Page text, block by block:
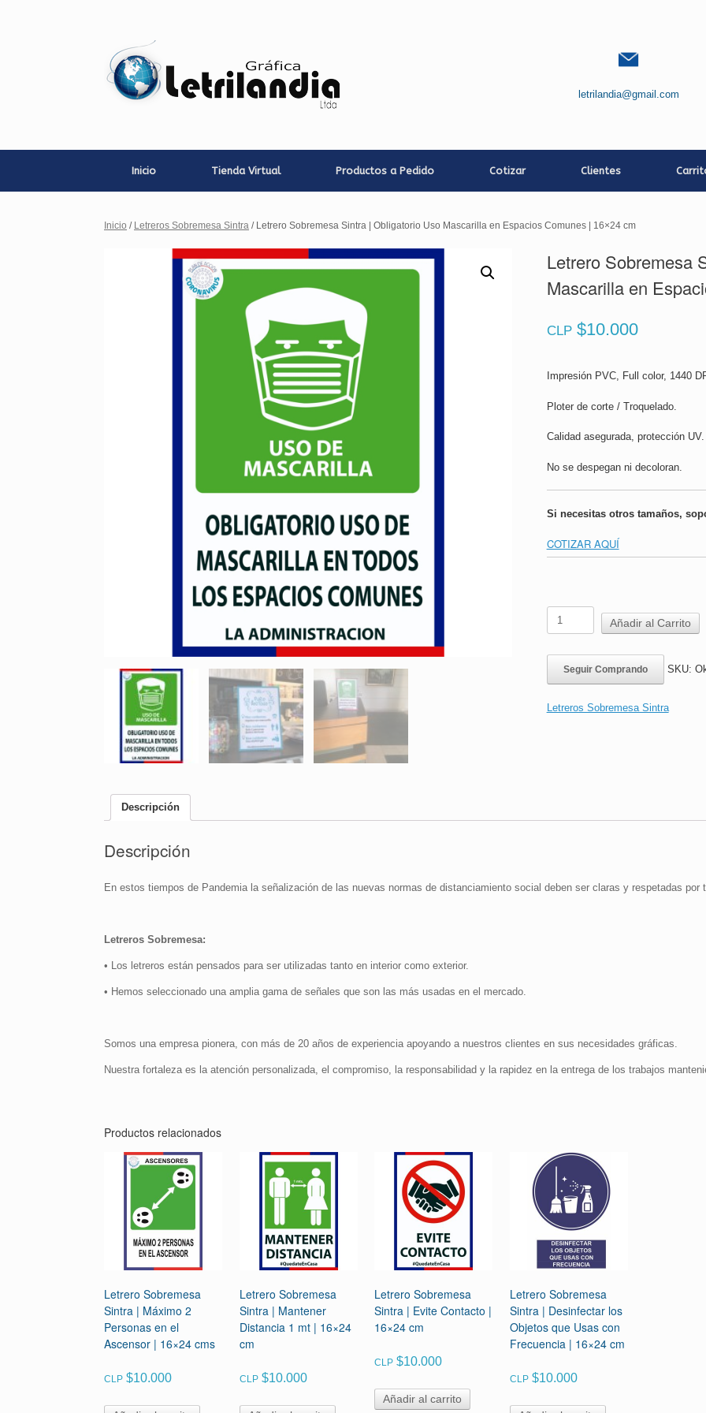
letrilandia@gmail.com
Inicio Tienda Virtual Productos a Pedido Cotizar Clientes
Inicio / Letreros Sobremesa Sintra / Letrero Sobremesa Sintra | Obligatorio Uso Mascarilla en Espacios Comunes | 16×24 cm
Letrero Sobremesa
Mascarilla en
CLP $10.000
Impresión PVC, Full color, 1440
Ploter de corte / Troquelado.
Calidad asegurada, protección UV.
No se despegan ni decoloran.
Si necesitas otros tamaños,
COTIZAR AQUÍ
Letrero
Sobremesa
|
Obligatorio
Uso
en
Añadir al Carrito
Seguir Comprando SKU:
Letreros Sobremesa Sintra
Descripción
Descripción
En estos tiempos de Pandemia la señalización de las nuevas normas de distanciamiento social deben ser claras y respetadas por
Letreros Sobremesa:
• Los letreros están pensados para ser utilizadas tanto en interior como exterior.
• Hemos seleccionado una amplia gama de señales que son las más usadas en el mercado.
Somos una empresa pionera, con más de 20 años de experiencia apoyando a nuestros clientes en sus necesidades gráficas.
Nuestra fortaleza es la atención personalizada, el compromiso, la responsabilidad y la rapidez en la entrega de los trabajos
Productos relacionados
Letrero Sobremesa
Sintra | Máximo 2
Personas en el
Ascensor | 16×24 cms
CLP $10.000
Letrero Sobremesa
Sintra | Mantener
Distancia 1 mt | 16×24
cm
CLP $10.000
Letrero Sobremesa
Sintra | Evite Contacto |
16×24 cm
CLP $10.000
Añadir al carrito
Letrero Sobremesa
Sintra | Desinfectar los
Objetos que Usas con
Frecuencia | 16×24 cm
CLP $10.000